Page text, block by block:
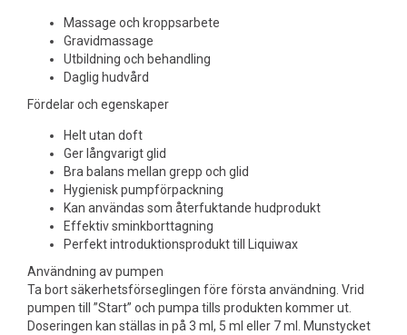
Massage och kroppsarbete
Gravidmassage
Utbildning och behandling
Daglig hudvård
Fördelar och egenskaper
Helt utan doft
Ger långvarigt glid
Bra balans mellan grepp och glid
Hygienisk pumpförpackning
Kan användas som återfuktande hudprodukt
Effektiv sminkborttagning
Perfekt introduktionsprodukt till Liquiwax
Användning av pumpen
Ta bort säkerhetsförseglingen före första användning. Vrid
pumpen till ”Start” och pumpa tills produkten kommer ut.
Doseringen kan ställas in på 3 ml, 5 ml eller 7 ml. Munstycket